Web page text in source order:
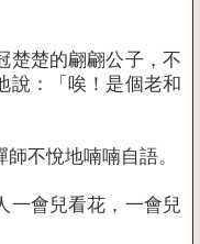
楚的翩翩公子，不
說：「唉！是個老和
不悅地喃喃自語。
會兒看花，一會兒